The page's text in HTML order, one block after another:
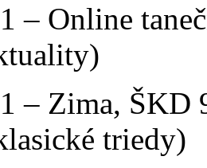
– Online
– Zima, ŠKD
triedy)